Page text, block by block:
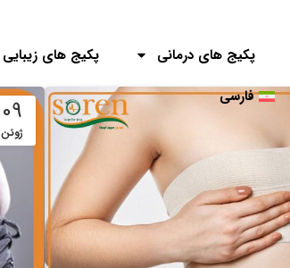
پکیج های درمانی
پکیج های زیبایی
فارسی
09
ژوئن